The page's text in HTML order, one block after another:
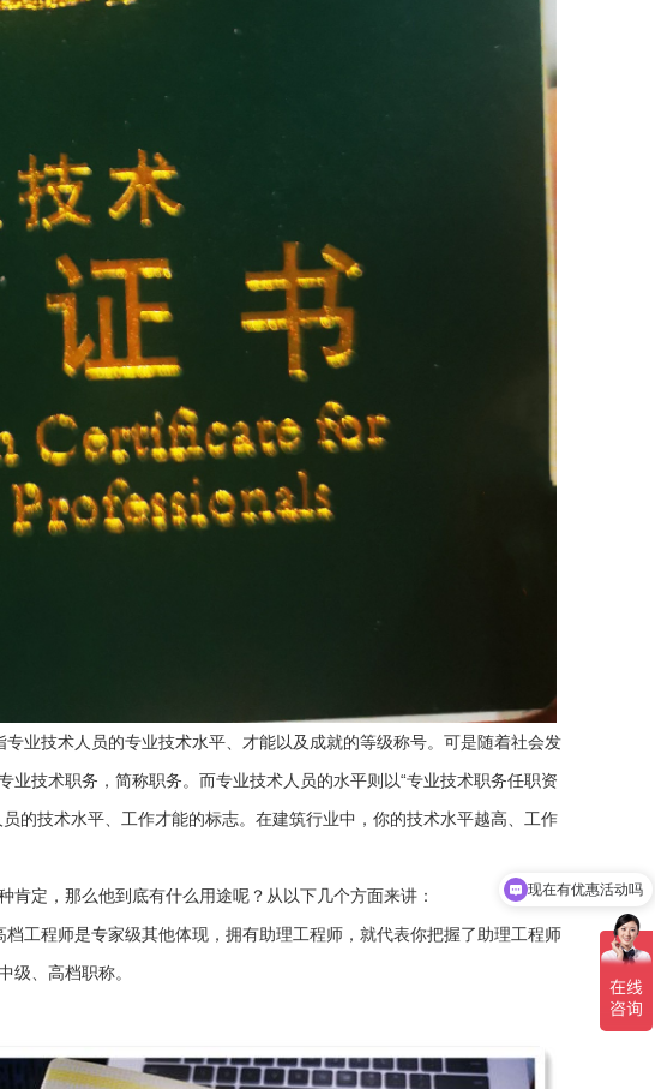
业技术人员的专业技术水平、才能以及成就的等级称号。可是随着社会发
技术职务，简称职务。而专业技术人员的水平则以“专业技术职务任职资
的技术水平、工作才能的标志。在建筑行业中，你的技术水平越高、工作
定，那么他到底有什么用途呢？从以下几个方面来讲：
程师是专家级其他体现，拥有助理工程师，就代表你把握了助理工程师
级、高档职称。
可以介绍下你们的产品么